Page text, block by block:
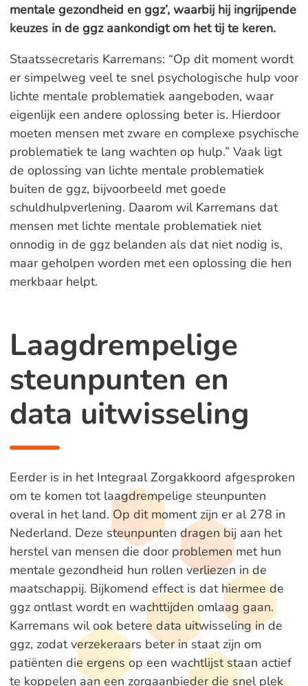
mentale gezondheid en ggz’, waarbij hij ingrijpende
keuzes in de ggz aankondigt om het tij te keren.
Staatssecretaris Karremans: “Op dit moment wordt
er simpelweg veel te snel psychologische hulp voor
lichte mentale problematiek aangeboden, waar
eigenlijk een andere oplossing beter is. Hierdoor
moeten mensen met zware en complexe psychische
problematiek te lang wachten op hulp.” Vaak ligt
de oplossing van lichte mentale problematiek
buiten de ggz, bijvoorbeeld met goede
schuldhulpverlening. Daarom wil Karremans dat
mensen met lichte mentale problematiek niet
onnodig in de ggz belanden als dat niet nodig is,
maar geholpen worden met een oplossing die hen
merkbaar helpt.
Laagdrempelige
steunpunten en
data uitwisseling
Eerder is in het Integraal Zorgakkoord afgesproken
om te komen tot laagdrempelige steunpunten
overal in het land. Op dit moment zijn er al 278 in
Nederland. Deze steunpunten dragen bij aan het
herstel van mensen die door problemen met hun
mentale gezondheid hun rollen verliezen in de
maatschappij. Bijkomend effect is dat hiermee de
ggz ontlast wordt en wachttijden omlaag gaan.
Karremans wil ook betere data uitwisseling in de
ggz, zodat verzekeraars beter in staat zijn om
patiënten die ergens op een wachtlijst staan actief
te koppelen aan een zorgaanbieder die snel plek